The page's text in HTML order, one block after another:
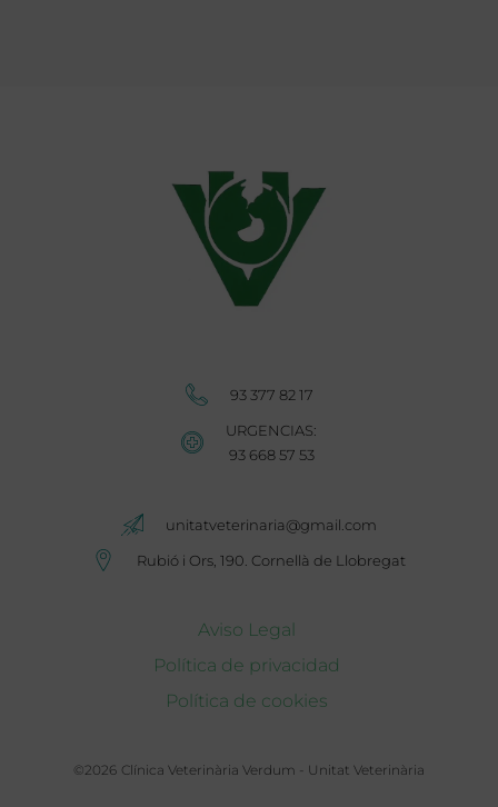
93 377 82 17
URGENCIAS:
93 668 57 53
unitatveterinaria@gmail.com
Rubió i Ors, 190. Cornellà de Llobregat
Aviso Legal
Política de privacidad
Política de cookies
©2026 Clínica Veterinària Verdum - Unitat Veterinària